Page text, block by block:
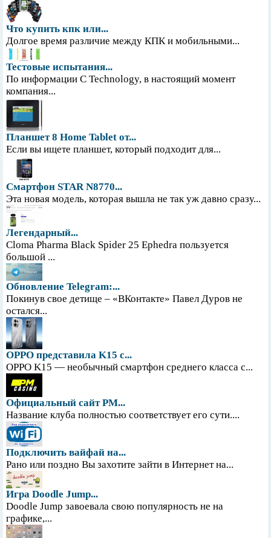
Что купить кпк или...
Долгое время различие между КПК и мобильными...
Тестовые испытания...
По информации С Technology, в настоящий момент
компания...
Планшет 8 Home Tablet от...
Если вы ищете планшет, который подходит для...
Смартфон STAR N8770...
Эта новая модель, которая вышла не так уж давно сразу...
Легендарный...
Cloma Pharma Black Spider 25 Ephedra пользуется
большой ...
Обновление Telegram:...
Покинув свое детище – «ВКонтакте» Павел Дуров не
остался...
OPPO представила K15 с...
OPPO K15 — необычный смартфон среднего класса с...
Официальный сайт PM...
Название клуба полностью соответствует его сути....
Подключить вайфай на...
Рано или поздно Вы захотите зайти в Интернет на...
Игра Doodle Jump...
Doodle Jump завоевала свою популярность не на
графике,...